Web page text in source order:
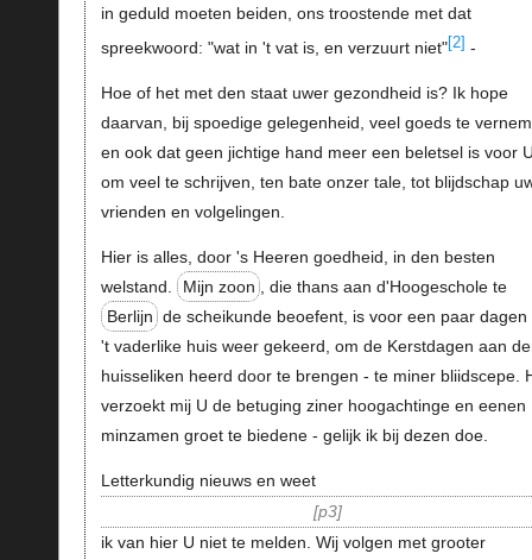
in geduld moeten beiden, ons troostende met dat
spreekwoord: "wat in 't vat is, en verzuurt niet"[2] -
Hoe of het met den staat uwer gezondheid is? Ik hope
daarvan, bij spoedige gelegenheid, veel goeds te
en ook dat geen jichtige hand meer een beletsel is voor
om veel te schrijven, ten bate onzer tale, tot blijdschap
vrienden en volgelingen.
Hier is alles, door 's Heeren goedheid, in den besten
welstand.
Mijn zoon
, die thans aan d'Hoogeschole te
Berlijn de scheikunde beoefent, is voor een paar dagen
't vaderlike huis weer gekeerd, om de Kerstdagen aan
huisseliken heerd door te brengen - te miner bliidscepe.
verzoekt mij U de betuging ziner hoogachtinge en eenen
minzamen groet te biedene - gelijk ik bij dezen doe.
Letterkundig nieuws en weet
p3
ik van hier U niet te melden. Wij volgen met grooter